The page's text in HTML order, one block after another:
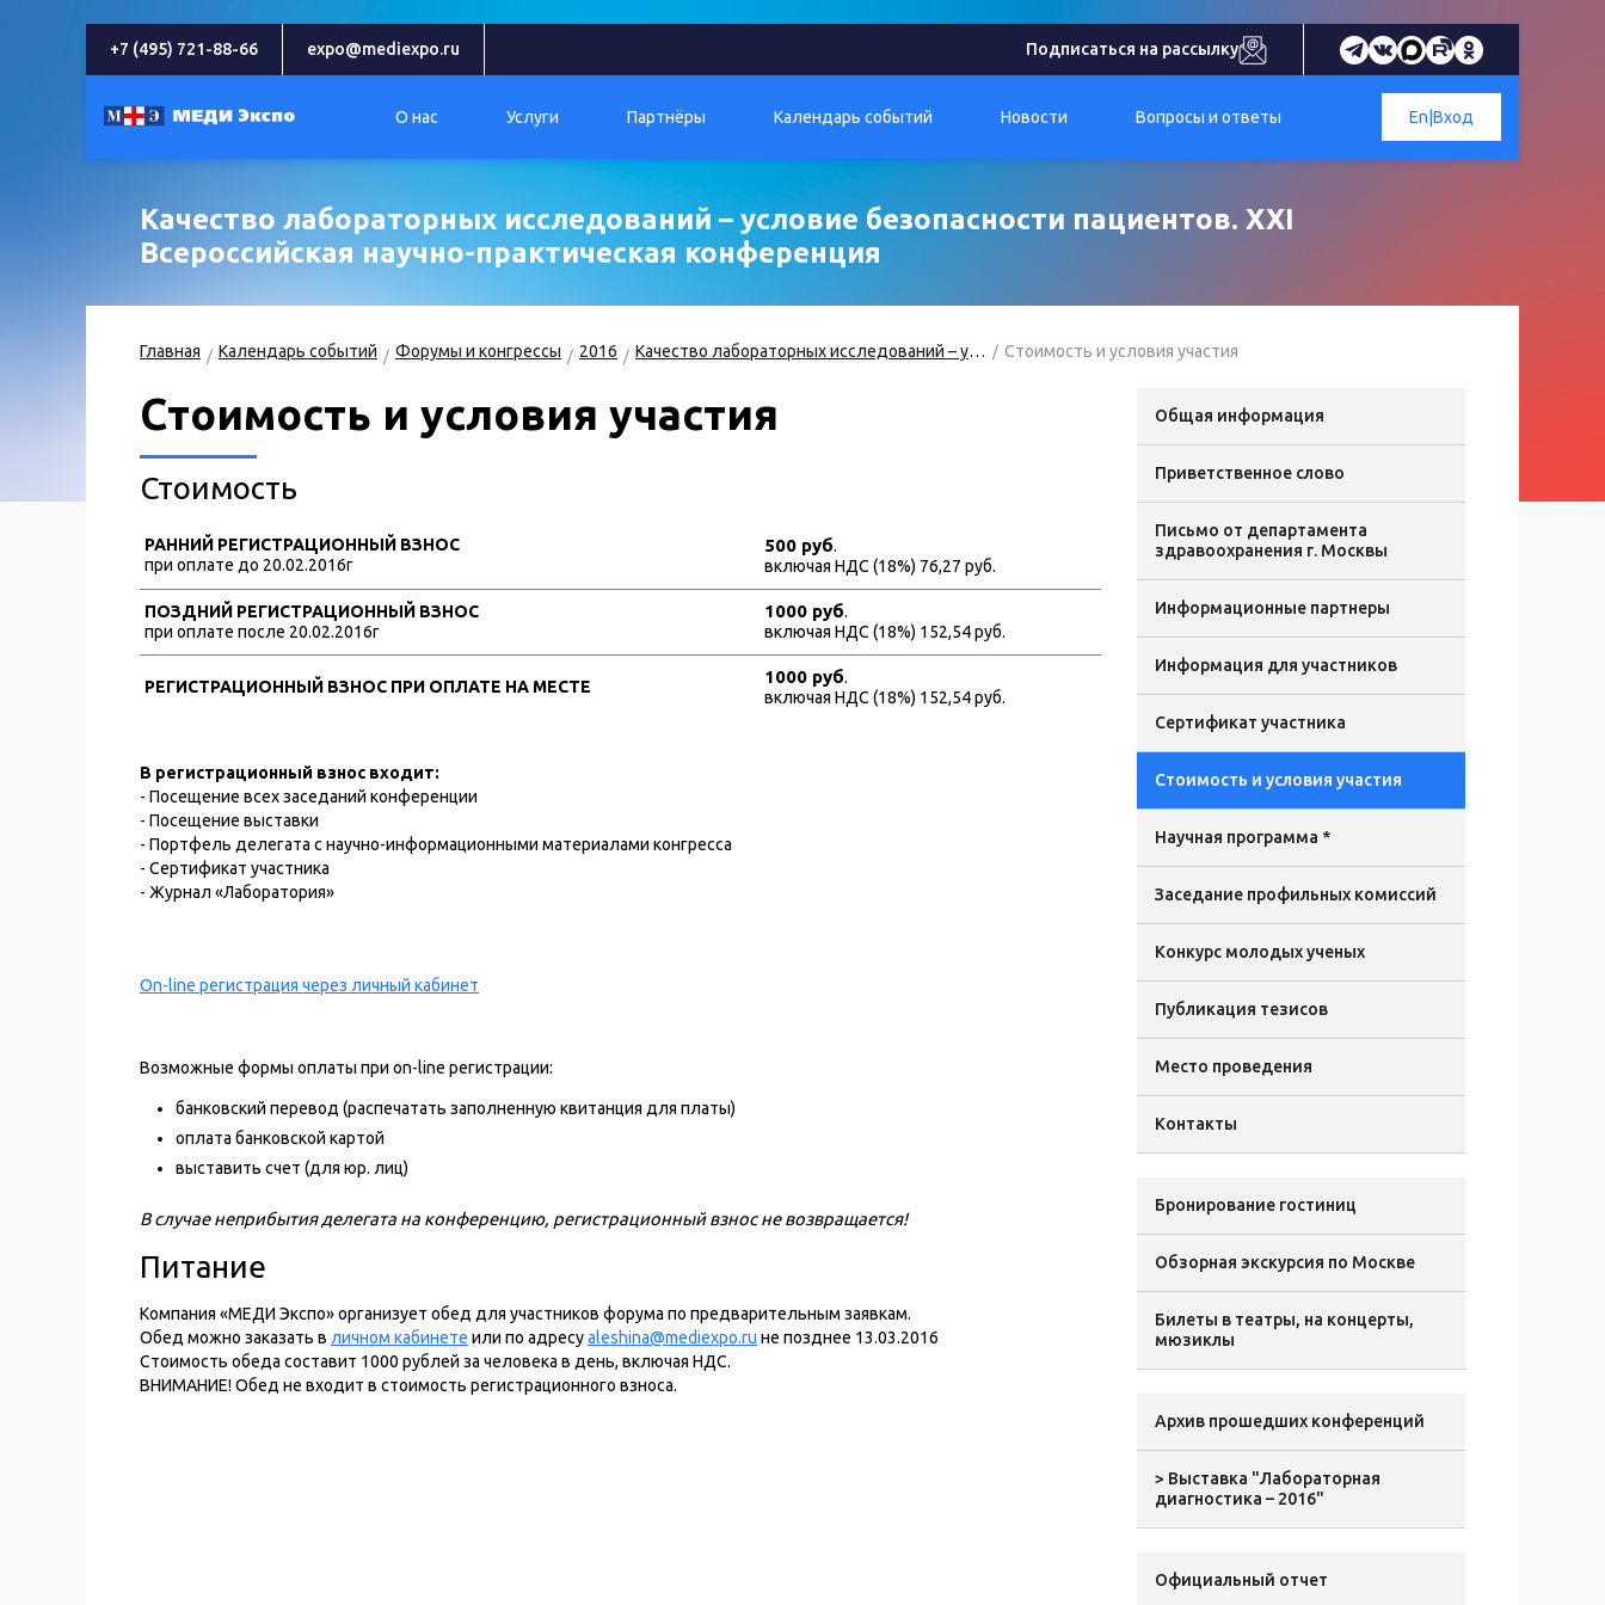
+7 (495) 721-88-66 expo@mediexpo.ru Подписаться на рассылку
О нас Услуги Партнёры Календарь событий Новости Вопросы и ответы Вход
En
Качество лабораторных исследований – условие безопасности пациентов. XXI
Всероссийская научно-практическая конференция
Главная Календарь событий Форумы и конгрессы 2016 Качество лабораторных исследований – условие безопасности пациентов Стоимость и условия участия
Стоимость и условия участия
Стоимость
РАННИЙ РЕГИСТРАЦИОННЫЙ ВЗНОС
при оплате до 20.02.2016г
500 руб.
включая НДС (18%) 76,27 руб.
ПОЗДНИЙ РЕГИСТРАЦИОННЫЙ ВЗНОС
при оплате после 20.02.2016г
1000 руб.
включая НДС (18%) 152,54 руб.
РЕГИСТРАЦИОННЫЙ ВЗНОС ПРИ ОПЛАТЕ НА МЕСТЕ 1000 руб.
включая НДС (18%) 152,54 руб.
В регистрационный взнос входит:
- Посещение всех заседаний конференции
- Посещение выставки
- Портфель делегата с научно-информационными материалами конгресса
- Сертификат участника
- Журнал «Лаборатория»
On-line регистрация через личный кабинет
Возможные формы оплаты при on-line регистрации:
банковский перевод (распечатать заполненную квитанция для платы)
оплата банковской картой
выставить счет (для юр. лиц)
В случае неприбытия делегата на конференцию, регистрационный взнос не возвращается!
Питание
Компания «МЕДИ Экспо» организует обед для участников форума по предварительным заявкам.
Обед можно заказать в личном кабинете или по адресуaleshina@mediexpo.ru не позднее 13.03.2016
Стоимость обеда составит 1000 рублей за человека в день, включая НДС.
ВНИМАНИЕ! Обед не входит в стоимость регистрационного взноса.
Общая информация
Приветственное слово
Письмо от департамента
здравоохранения г. Москвы
Информационные партнеры
Информация для участников
Сертификат участника
Стоимость и условия участия
Научная программа *
Заседание профильных комиссий
Конкурс молодых ученых
Публикация тезисов
Место проведения
Контакты
Бронирование гостиниц
Обзорная экскурсия по Москве
Билеты в театры, на концерты,
мюзиклы
Архив прошедших конференций
> Выставка "Лабораторная
диагностика – 2016"
Официальный отчет